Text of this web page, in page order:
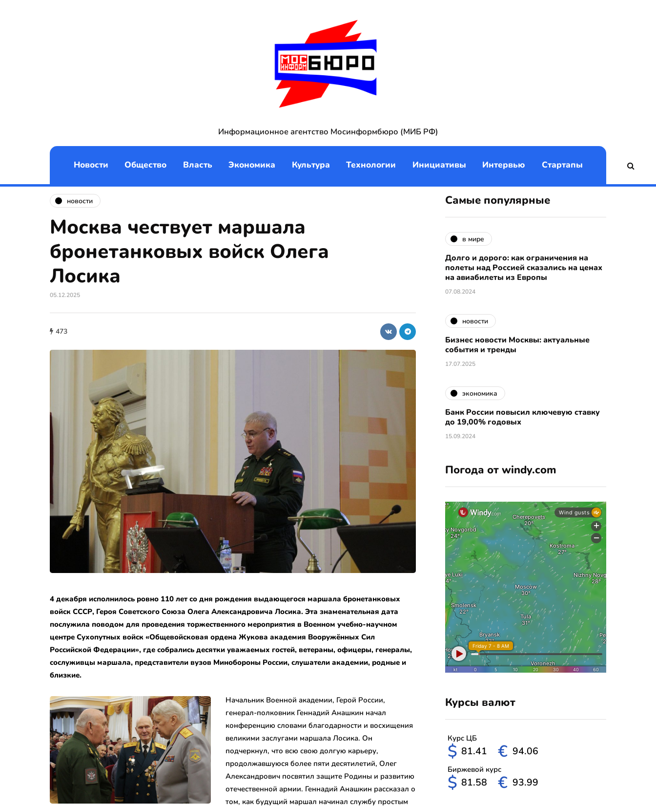
Информационное агентство Мосинформбюро (МИБ РФ)
Новости Общество Власть Экономика Культура Технологии Инициативы Интервью Стартапы
новости
Москва чествует маршала
бронетанковых войск Олега
Лосика
05.12.2025
473
4 декабря исполнилось ровно 110 лет со дня рождения выдающегося маршала бронетанковых
войск СССР, Героя Советского Союза Олега Александровича Лосика. Эта знаменательная дата
послужила поводом для проведения торжественного мероприятия в Военном учебно-научном
центре Сухопутных войск «Общевойсковая ордена Жукова академия Вооружённых Сил
Российской Федерации», где собрались десятки уважаемых гостей, ветераны, офицеры, генералы,
сослуживцы маршала, представители вузов Минобороны России, слушатели академии, родные и
близкие.
Начальник Военной академии, Герой России,
генерал-полковник Геннадий Анашкин начал
конференцию словами благодарности и восхищения
великими заслугами маршала Лосика. Он
подчеркнул, что всю свою долгую карьеру,
продолжавшуюся более пяти десятилетий, Олег
Александрович посвятил защите Родины и развитию
отечественной армии. Геннадий Анашкин рассказал о
том, как будущий маршал начинал службу простым
Самые популярные
в мире
Долго и дорого: как ограничения на
полеты над Россией сказались на ценах
на авиабилеты из Европы
07.08.2024
новости
Бизнес новости Москвы: актуальные
события и тренды
17.07.2025
экономика
Банк России повысил ключевую ставку
до 19,00% годовых
15.09.2024
Погода от windy.com
Курсы валют
Курс ЦБ
$ 81.41 € 94.06
Биржевой курс
$ 81.58 € 93.99